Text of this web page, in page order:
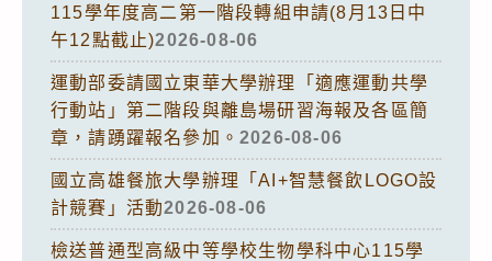
115學年度高二第一階段轉組申請(8月13日中
午12點截止)2026-08-06
運動部委請國立東華大學辦理「適應運動共學
行動站」第二階段與離島場研習海報及各區簡
章，請踴躍報名參加。 2026-08-06
國立高雄餐旅大學辦理「AI+智慧餐飲LOGO設
計競賽」活動2026-08-06
檢送普通型高級中等學校生物學科中心115學